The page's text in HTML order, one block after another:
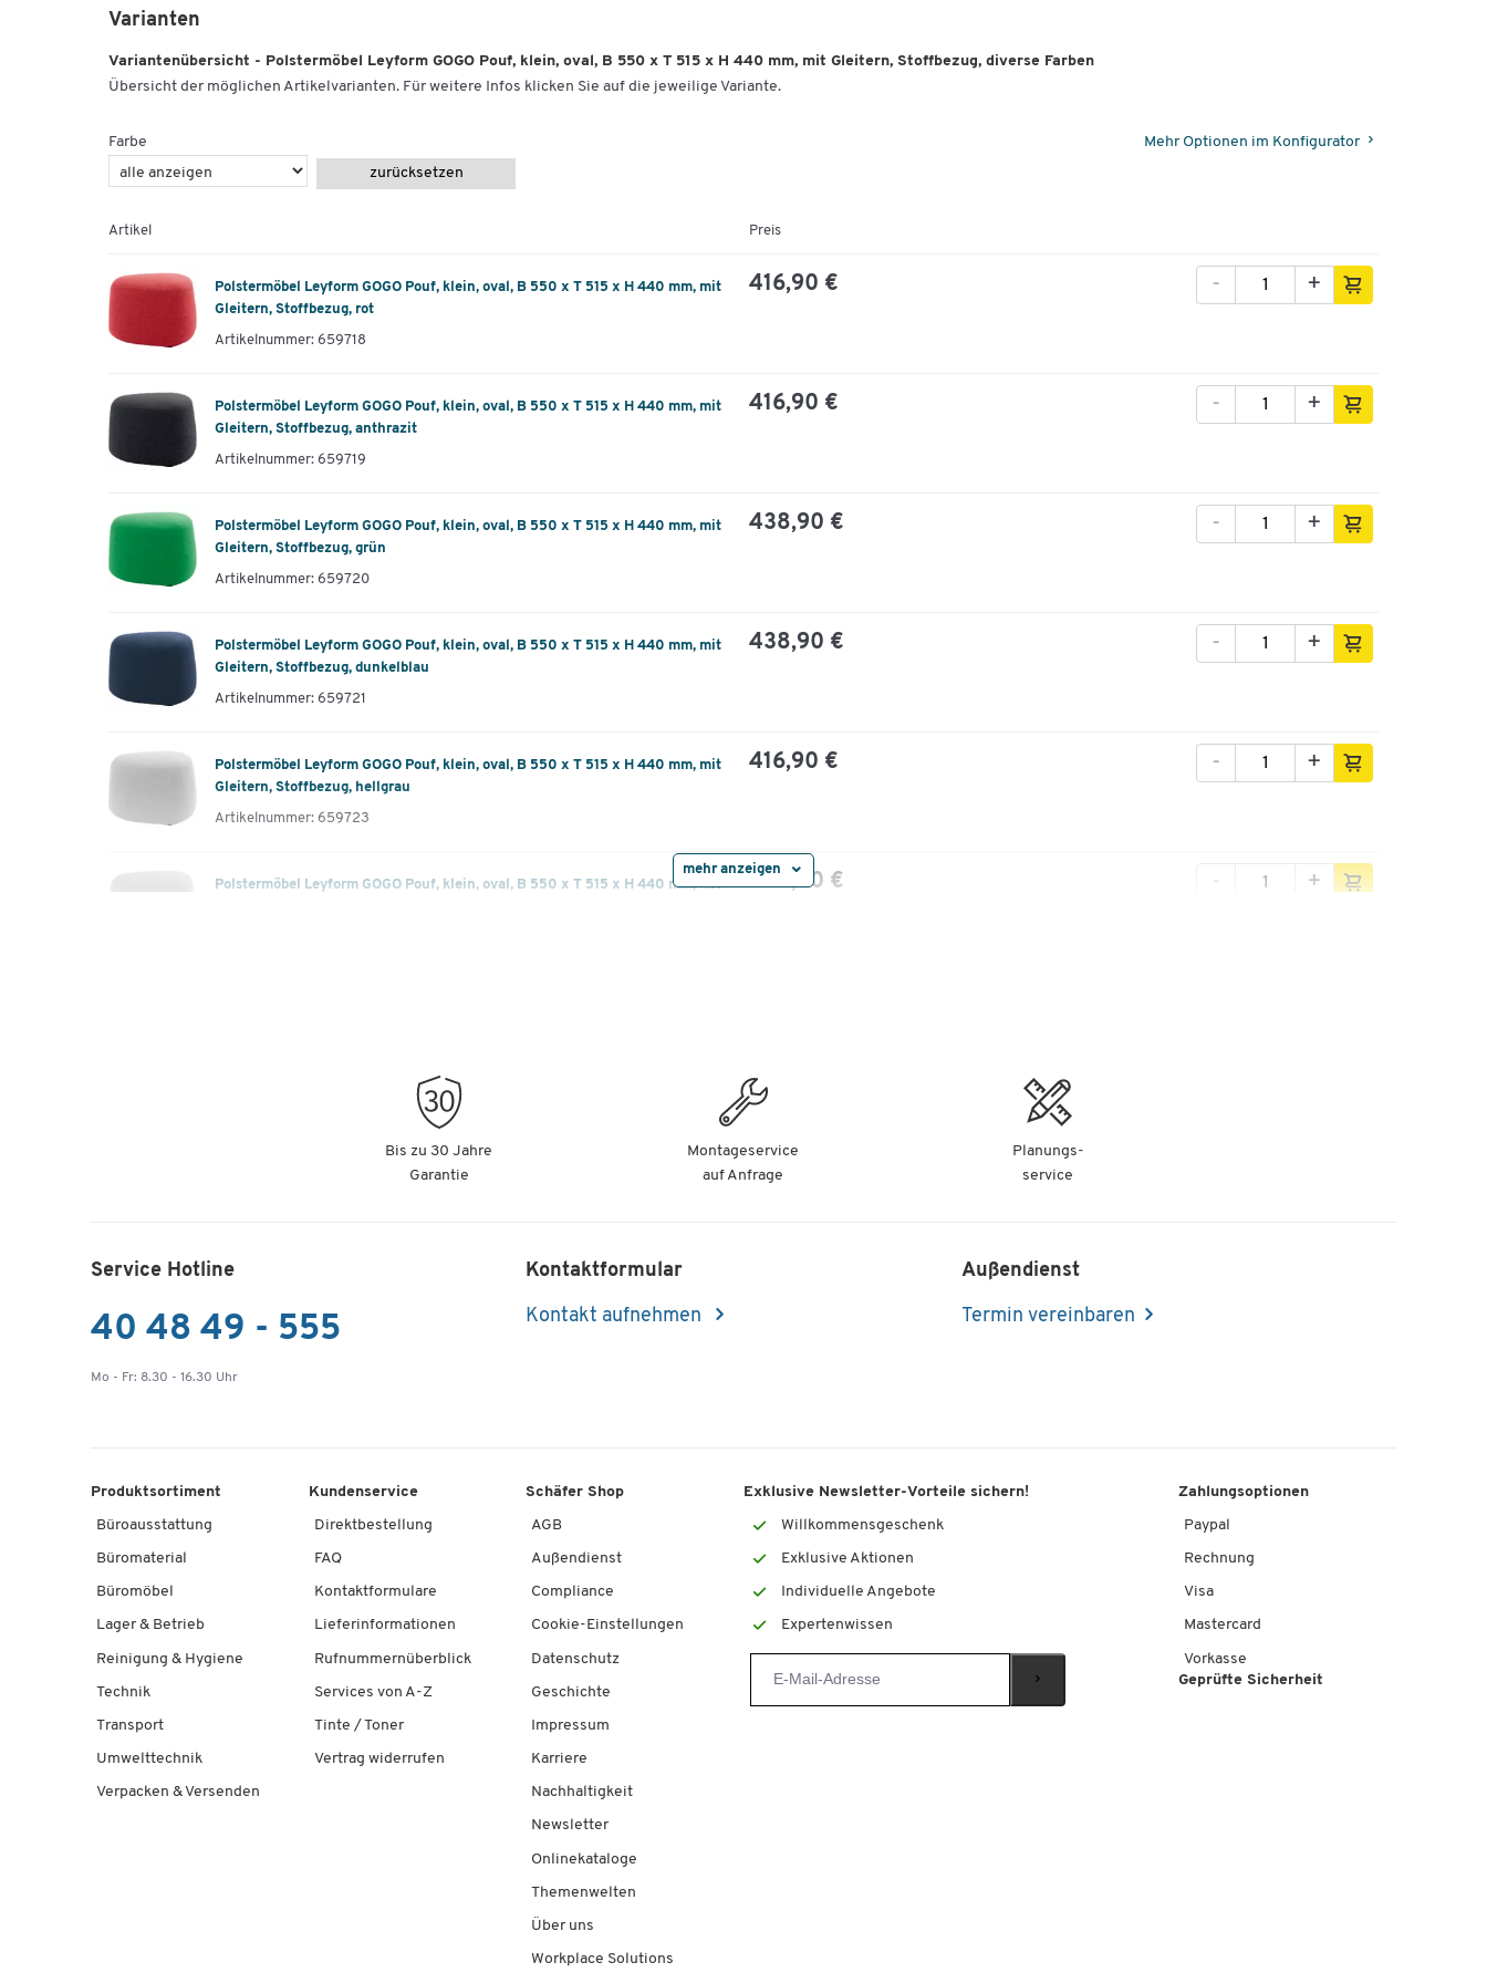
Varianten
Variantenübersicht - Polstermöbel Leyform GOGO Pouf, klein, oval, B 550 x T 515 x H 440 mm, mit Gleitern, Stoffbezug, diverse Farben
Übersicht der möglichen Artikelvarianten. Für weitere Infos klicken Sie auf die jeweilige Variante.
Farbe
zurücksetzen
Mehr Optionen im Konfigurator
Artikel Preis
Polstermöbel Leyform GOGO Pouf, klein, oval, B 550 x T 515 x H 440 mm, mit
Gleitern, Stoffbezug, rot
Artikelnummer: 659718
416,90 € +
-
Polstermöbel Leyform GOGO Pouf, klein, oval, B 550 x T 515 x H 440 mm, mit
Gleitern, Stoffbezug, anthrazit
Artikelnummer: 659719
416,90 € +
-
Polstermöbel Leyform GOGO Pouf, klein, oval, B 550 x T 515 x H 440 mm, mit
Gleitern, Stoffbezug, grün
Artikelnummer: 659720
438,90 € +
-
Polstermöbel Leyform GOGO Pouf, klein, oval, B 550 x T 515 x H 440 mm, mit
Gleitern, Stoffbezug, dunkelblau
Artikelnummer: 659721
438,90 € +
-
Polstermöbel Leyform GOGO Pouf, klein, oval, B 550 x T 515 x H 440 mm, mit
Gleitern, Stoffbezug, hellgrau
Artikelnummer: 659723
416,90 € +
-
Polstermöbel Leyform GOGO Pouf, klein, oval, B 550 x T 515 x H 440 mm, mit
438,90 € +
Polstermöbel Leyform GOGO Pouf, klein, oval, B 550 x T 515 x H 440 mm, mit
Gleitern, Stoffbezug, beige
Gleitern, Stoffbezug, hellgrün
Gleitern, Stoffbezug, gelb
Polstermöbel Leyform GOGO Pouf, klein, oval, B 550 x T 515 x H 440 mm, mit
Gleitern, Stoffbezug, petrol
Artikelnummer: 659730
438,90 € -
mehr anzeigen
Bis zu 30 Jahre
Garantie
Montageservice
auf Anfrage
Planungs-
service
Service Hotline
40 48 49 - 555
Mo - Fr: 8.30 - 16.30 Uhr
Kontaktformular
Kontakt aufnehmen
Außendienst
Termin vereinbaren
Produktsortiment
Büroausstattung
Büromaterial
Büromöbel
Lager & Betrieb
Reinigung & Hygiene
Technik
Transport
Umwelttechnik
Verpacken & Versenden
Kundenservice
Direktbestellung
FAQ
Kontaktformulare
Lieferinformationen
Rufnummernüberblick
Services von A-Z
Tinte / Toner
Vertrag widerrufen
Schäfer Shop
AGB
Außendienst
Compliance
Cookie-Einstellungen
Datenschutz
Geschichte
Impressum
Karriere
Nachhaltigkeit
Newsletter
Onlinekataloge
Themenwelten
Über uns
Workplace Solutions
Exklusive Newsletter-Vorteile sichern!
Willkommensgeschenk
Exklusive Aktionen
Individuelle Angebote
Expertenwissen
Zahlungsoptionen
Paypal
Rechnung
Visa
Mastercard
Vorkasse
Geprüfte Sicherheit